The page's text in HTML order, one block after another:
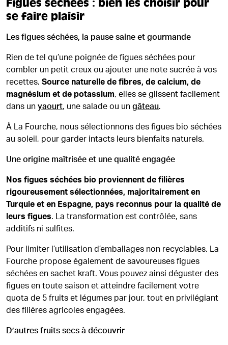
Figues séchées : bien les choisir pour
se faire plaisir
Les figues séchées, la pause saine et gourmande
Rien de tel qu’une poignée de figues séchées pour
combler un petit creux ou ajouter une note sucrée à vos
recettes. Source naturelle de fibres, de calcium, de
magnésium et de potassium, elles se glissent facilement
dans un yaourt, une salade ou un gâteau.
À La Fourche, nous sélectionnons des figues bio séchées
au soleil, pour garder intacts leurs bienfaits naturels.
Une origine maîtrisée et une qualité engagée
Nos figues séchées bio proviennent de filières
rigoureusement sélectionnées, majoritairement en
Turquie et en Espagne, pays reconnus pour la qualité de
leurs figues. La transformation est contrôlée, sans
additifs ni sulfites.
Pour limiter l’utilisation d’emballages non recyclables, La
Fourche propose également de savoureuses figues
séchées en sachet kraft. Vous pouvez ainsi déguster des
figues en toute saison et atteindre facilement votre
quota de 5 fruits et légumes par jour, tout en privilégiant
des filières agricoles engagées.
D’autres fruits secs à découvrir